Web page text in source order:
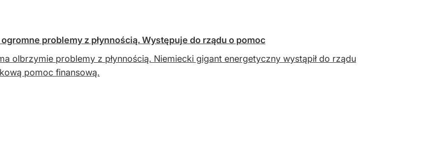
problemy z płynnością. Występuje do rządu o pomoc
olbrzymie problemy z płynnością. Niemiecki gigant energetyczny wystąpił do rządu
pomoc finansową.